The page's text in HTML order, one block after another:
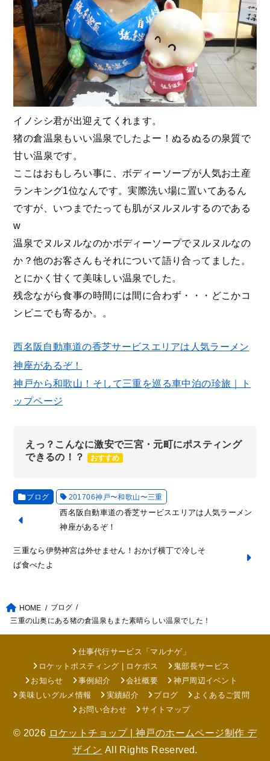
イノシシ君が出迎えてくれます。
猪の倉温泉もいい温泉でしたよー！ぬるぬるの泉質で
甘い温泉です。
ここはおもしろい事に、ボディーソープが人気お土産
ランキング1位なんです。実際洗い場に置いてあるん
ですが、いつまでたっても肌がヌルヌルするのである
w
温泉でヌルヌルなのかボディーソープでヌルヌルなの
か？他のお客さんもそれについて語り合ってました。
とにかく甘くて美味しい温泉でした。
残念ながら食事の時間には間に合わず・・・どこかコ
ンビニでも寄るか。。
西名阪自動車道の香芝サービスエリアは人気ラーメン
神座があるぞ！
神戸から和歌山！そして三重を巡る車中泊の珍旅｜ト
ップページ
えっ？こんなに激安で三宮・元町にポスティング
できるの！？
おすすめ
ブログ 201706神戸〜和歌山〜三重
西名阪自動車道の香芝サービスエリアは人気ラーメン
神座があるぞ！
三重なら伊勢神宮は外せません！おかげ横丁で冷しそ
ば食べたよ
HOME
ブログ
三重の山奥にある猪の倉温泉もまた素晴らしい温泉でした！
仕事代行サービス「マルナゲ」
ロケットポスティング | ロケポス
鬼部長サービス
お知らせ
事例紹介 会社概要
神戸周辺イベント
美味しいグルメ情報
実績紹介 ブログ
よくあるご質問
お問い合わせ
サイトマップ
© 2026 ロケットチョップ | 神戸のホームページ制作 デ
ザイン All Rights Reserved.